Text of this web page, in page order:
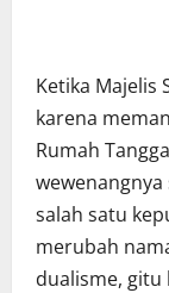
Ketika
karena
Rumah
salah satu
merubah
dualisme, gitu